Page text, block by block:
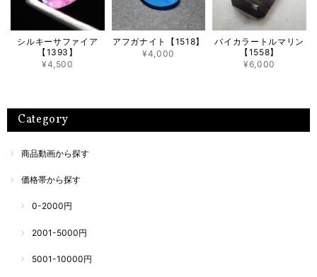
シルキーサファイア
【1393】
¥4,500
アフガナイト【1518】
¥4,000
バイカラートルマリン
【1558】
¥6,000
Category
商品動画から探す
価格帯から探す
0-2000円
2001-5000円
5001-10000円